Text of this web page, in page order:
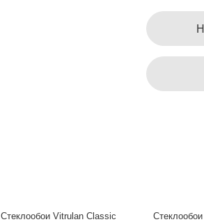
Стеклообои Vitrulan Classic